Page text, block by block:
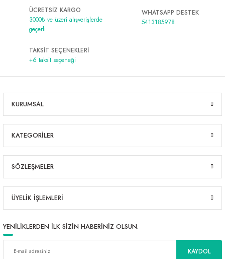
ÜCRETSİZ KARGO
3000₺ ve üzeri alışverişlerde
geçerli
WHATSAPP DESTEK
5413185978
TAKSİT SEÇENEKLERİ
+6 taksit seçeneği
KURUMSAL
KATEGORİLER
SÖZLEŞMELER
ÜYELİK İŞLEMLERİ
YENİLİKLERDEN İLK SİZİN HABERİNİZ OLSUN.
KAYDOL